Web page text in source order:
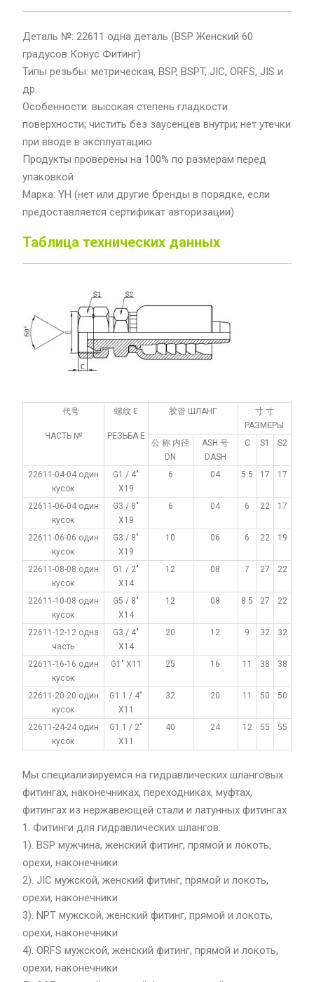
Деталь №: 22611 одна деталь (BSP Женский 60
градусов Конус Фитинг)
Типы резьбы: метрическая, BSP, BSPT, JIC, ORFS, JIS и
др.
Особенности: высокая степень гладкости
поверхности; чистить без заусенцев внутри; нет утечки
при вводе в эксплуатацию
Продукты проверены на 100% по размерам перед
упаковкой
Марка: YH (нет или другие бренды в порядке, если
предоставляется сертификат авторизации)
Таблица технических данных
代号
ЧАСТЬ №
螺纹 E
РЕЗЬБА Е
胶管 ШЛАНГ
寸 寸
РАЗМЕРЫ
公 称 内径
DN
ASH 号
DASH
С S1 S2
22611-04-04 один
кусок
G1 / 4"
X19
6 04 5.5 17 17
22611-06-04 один
кусок
G3 / 8"
X19
6 04 6 22 17
22611-06-06 один
кусок
G3 / 8"
X19
10 06 6 22 19
22611-08-08 один
кусок
G1 / 2"
X14
12 08 7 27 22
22611-10-08 один
кусок
G5 / 8"
X14
12 08 8.5 27 22
22611-12-12 одна
часть
G3 / 4"
X14
20 12 9 32 32
22611-16-16 один
кусок
G1" X11 25 16 11 38 38
22611-20-20 один
кусок
G1.1 / 4"
X11
32 20 11 50 50
22611-24-24 один
кусок
G1.1 / 2"
X11
40 24 12 55 55
Мы специализируемся на гидравлических шланговых
фитингах, наконечниках, переходниках, муфтах,
фитингах из нержавеющей стали и латунных фитингах
1. Фитинги для гидравлических шлангов:
1). BSP мужчина, женский фитинг, прямой и локоть,
орехи, наконечники
2). JIC мужской, женский фитинг, прямой и локоть,
орехи, наконечники
3). NPT мужской, женский фитинг, прямой и локоть,
орехи, наконечники
4). ORFS мужской, женский фитинг, прямой и локоть,
орехи, наконечники